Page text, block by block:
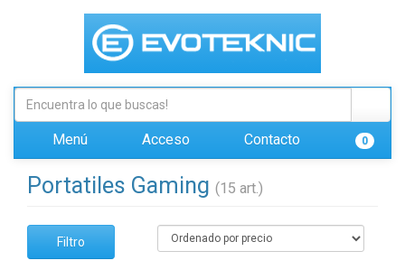
Menú Acceso Contacto 0
Portatiles Gaming (15 art.)
Filtro